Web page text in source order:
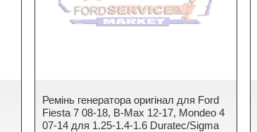
Ремінь генератора оригінал для Ford
Fiesta 7 08-18, B-Max 12-17, Mondeo 4
07-14 для 1.25-1.4-1.6 Duratec/Sigma